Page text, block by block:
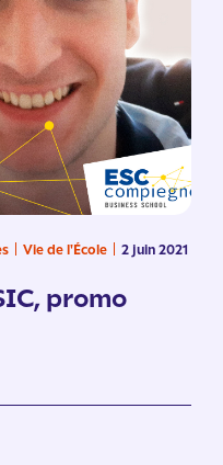
Vie de l'École 2 juin 2021
promo